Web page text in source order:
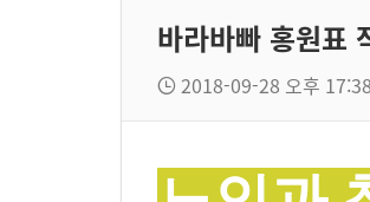
바라바빠 홍원표
2018-09-28 오후